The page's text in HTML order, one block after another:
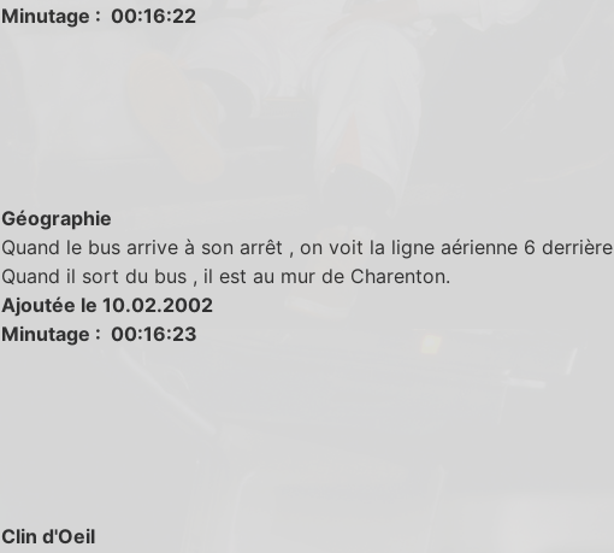
Minutage : 00:16:22
Géographie
Quand le bus arrive à son arrêt , on voit la ligne aérienne 6
Quand il sort du bus , il est au mur de Charenton.
Ajoutée le 10.02.2002
Minutage : 00:16:23
Clin d'Oeil